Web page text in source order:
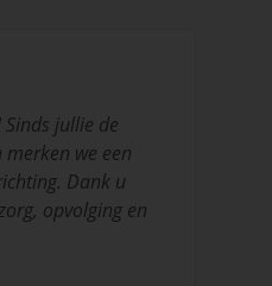
jullie de
we een
Dank u
opvolging en